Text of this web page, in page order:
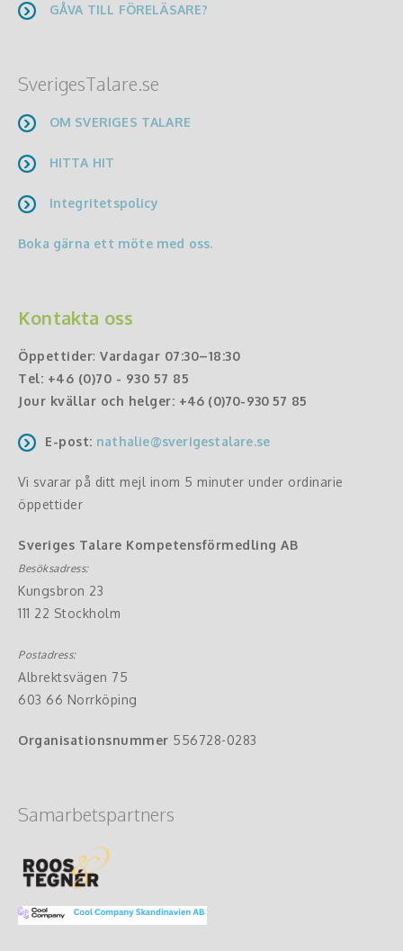
GÅVA TILL FÖRELÄSARE?
SverigesTalare.se
OM SVERIGES TALARE
HITTA HIT
Integritetspolicy
Boka gärna ett möte med oss.
Kontakta oss
Öppettider: Vardagar 07:30–18:30
Tel: +46 (0)70 - 930 57 85
Jour kvällar och helger: +46 (0)70-930 57 85
E-post: nathalie@sverigestalare.se
Vi svarar på ditt mejl inom 5 minuter under ordinarie
öppettider
Sveriges Talare Kompetensförmedling AB
Besöksadress:
Kungsbron 23
111 22 Stockholm
Postadress:
Albrektsvägen 75
603 66 Norrköping
Organisationsnummer 556728-0283
Samarbetspartners